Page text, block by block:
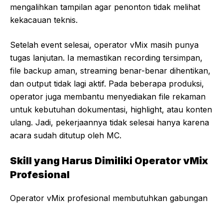
mengalihkan tampilan agar penonton tidak melihat
kekacauan teknis.
Setelah event selesai, operator vMix masih punya
tugas lanjutan. Ia memastikan recording tersimpan,
file backup aman, streaming benar-benar dihentikan,
dan output tidak lagi aktif. Pada beberapa produksi,
operator juga membantu menyediakan file rekaman
untuk kebutuhan dokumentasi, highlight, atau konten
ulang. Jadi, pekerjaannya tidak selesai hanya karena
acara sudah ditutup oleh MC.
Skill yang Harus Dimiliki Operator vMix
Profesional
Operator vMix profesional membutuhkan gabungan